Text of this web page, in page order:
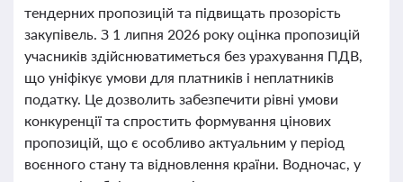
тендерних пропозицій та підвищать прозорість
закупівель. З 1 липня 2026 року оцінка пропозицій
учасників здійснюватиметься без урахування ПДВ,
що уніфікує умови для платників і неплатників
податку. Це дозволить забезпечити рівні умови
конкуренції та спростить формування цінових
пропозицій, що є особливо актуальним у період
воєнного стану та відновлення країни. Водночас, у